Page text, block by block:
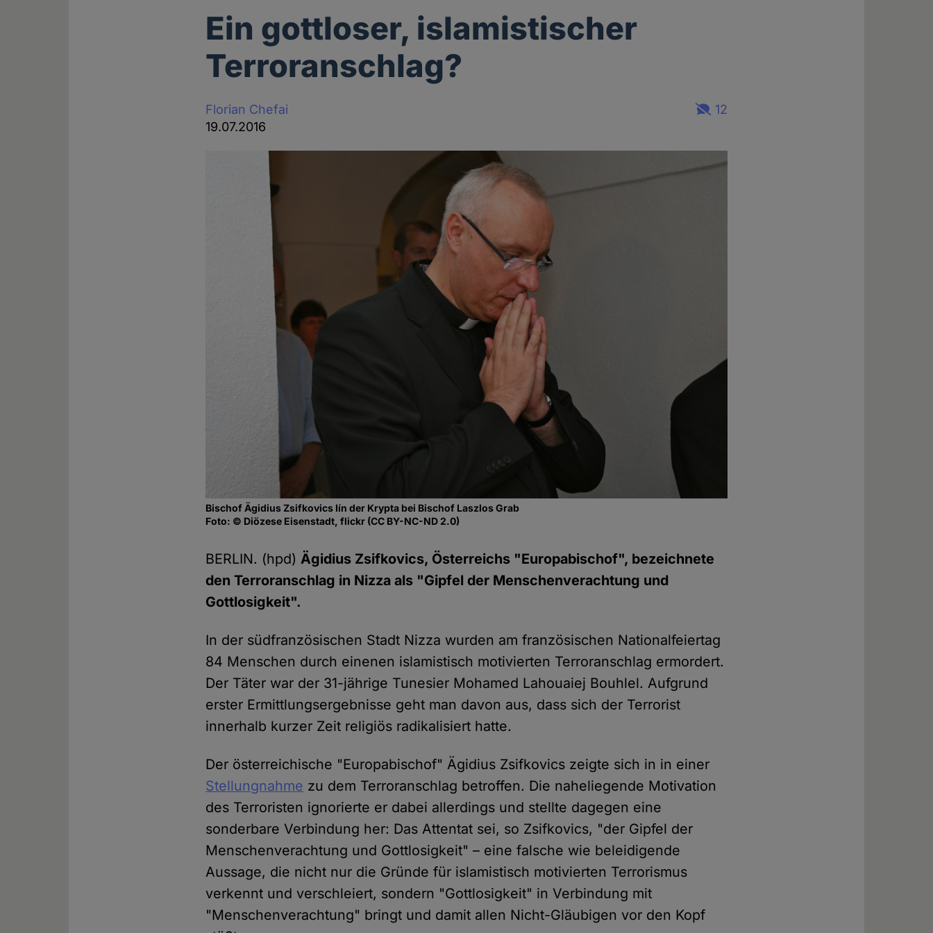
Ein gottloser, islamistischer
Terroranschlag?
Florian Chefai
19.07.2016
12
Bischof Ägidius Zsifkovics Iín der Krypta bei Bischof Laszlos Grab
Foto: © Diözese Eisenstadt, flickr (CC BY-NC-ND 2.0)
BERLIN. (hpd)Ägidius Zsifkovics, Österreichs "Europabischof", bezeichnete
den Terroranschlag in Nizza als "Gipfel der Menschenverachtung und
Gottlosigkeit".
In der südfranzösischen Stadt Nizza wurden am französischen Nationalfeiertag
84 Menschen durch einenen islamistisch motivierten Terroranschlag ermordert.
Der Täter war der 31-jährige Tunesier Mohamed Lahouaiej Bouhlel. Aufgrund
erster Ermittlungsergebnisse geht man davon aus, dass sich der Terrorist
innerhalb kurzer Zeit religiös radikalisiert hatte.
Der österreichische "Europabischof" Ägidius Zsifkovics zeigte sich in in einer
Stellungnahme zu dem Terroranschlag betroffen. Die naheliegende Motivation
des Terroristen ignorierte er dabei allerdings und stellte dagegen eine
sonderbare Verbindung her: Das Attentat sei, so Zsifkovics, "der Gipfel der
Menschenverachtung und Gottlosigkeit" – eine falsche wie beleidigende
Aussage, die nicht nur die Gründe für islamistisch motivierten Terrorismus
verkennt und verschleiert, sondern "Gottlosigkeit" in Verbindung mit
"Menschenverachtung" bringt und damit allen Nicht-Gläubigen vor den Kopf